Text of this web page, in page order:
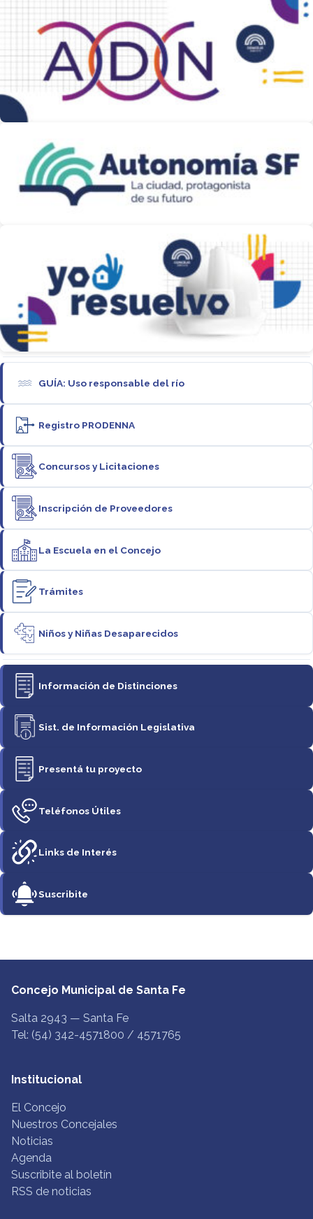
GUÍA: Uso responsable del río
Registro PRODENNA
Concursos y Licitaciones
Inscripción de Proveedores
La Escuela en el Concejo
Trámites
Niños y Niñas Desaparecidos
Información de Distinciones
Sist. de Información Legislativa
Presentá tu proyecto
Teléfonos Útiles
Links de Interés
Suscribite
Concejo Municipal de Santa Fe
Salta 2943 — Santa Fe
Tel: (54) 342-4571800 / 4571765
Institucional
El Concejo
Nuestros Concejales
Noticias
Agenda
Suscribite al boletín
RSS de noticias